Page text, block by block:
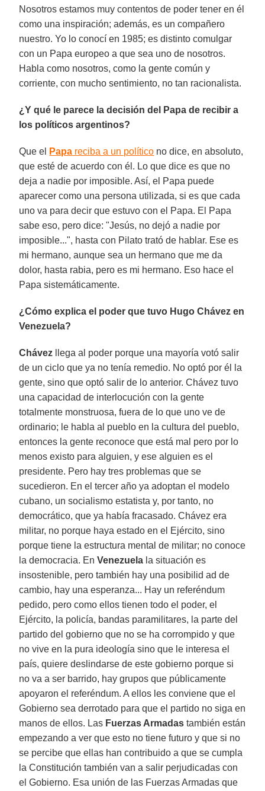
Nosotros estamos muy contentos de poder tener en él
como una inspiración; además, es un compañero
nuestro. Yo lo conocí en 1985; es distinto comulgar
con un Papa europeo a que sea uno de nosotros.
Habla como nosotros, como la gente común y
corriente, con mucho sentimiento, no tan racionalista.
¿Y qué le parece la decisión del Papa de recibir a
los políticos argentinos?
Que el Papa reciba a un político no dice, en absoluto,
que esté de acuerdo con él. Lo que dice es que no
deja a nadie por imposible. Así, el Papa puede
aparecer como una persona utilizada, si es que cada
uno va para decir que estuvo con el Papa. El Papa
sabe eso, pero dice: "Jesús, no dejó a nadie por
imposible...", hasta con Pilato trató de hablar. Ese es
mi hermano, aunque sea un hermano que me da
dolor, hasta rabia, pero es mi hermano. Eso hace el
Papa sistemáticamente.
¿Cómo explica el poder que tuvo Hugo Chávez en
Venezuela?
Chávez llega al poder porque una mayoría votó salir
de un ciclo que ya no tenía remedio. No optó por él la
gente, sino que optó salir de lo anterior. Chávez tuvo
una capacidad de interlocución con la gente
totalmente monstruosa, fuera de lo que uno ve de
ordinario; le habla al pueblo en la cultura del pueblo,
entonces la gente reconoce que está mal pero por lo
menos existo para alguien, y ese alguien es el
presidente. Pero hay tres problemas que se
sucedieron. En el tercer año ya adoptan el modelo
cubano, un socialismo estatista y, por tanto, no
democrático, que ya había fracasado. Chávez era
militar, no porque haya estado en el Ejército, sino
porque tiene la estructura mental de militar; no conoce
la democracia. EnVenezuela la situación es
insostenible, pero también hay una posibilid ad de
cambio, hay una esperanza... Hay un referéndum
pedido, pero como ellos tienen todo el poder, el
Ejército, la policía, bandas paramilitares, la parte del
partido del gobierno que no se ha corrompido y que
no vive en la pura ideología sino que le interesa el
país, quiere deslindarse de este gobierno porque si
no va a ser barrido, hay grupos que públicamente
apoyaron el referéndum. A ellos les conviene que el
Gobierno sea derrotado para que el partido no siga en
manos de ellos. Las Fuerzas Armadas también están
empezando a ver que esto no tiene futuro y que si no
se percibe que ellas han contribuido a que se cumpla
la Constitución también van a salir perjudicadas con
el Gobierno. Esa unión de las Fuerzas Armadas que